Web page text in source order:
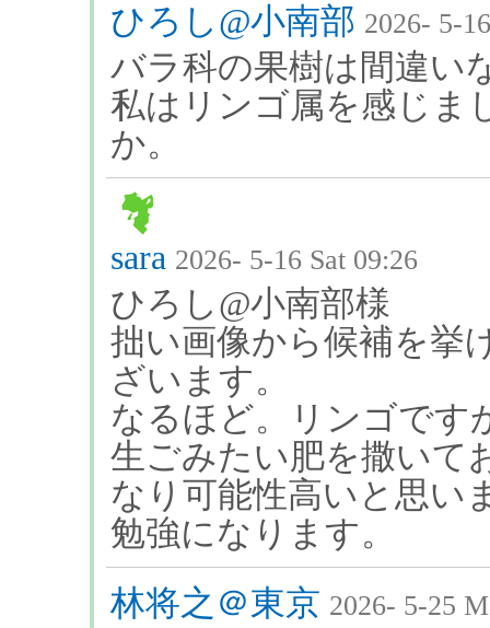
ひろし@小南部 2026- 5-
バラ科の果樹は間違い
私はリンゴ属を感じま
か。
sara 2026- 5-16 Sat 09:26
ひろし@小南部様
拙い画像から候補を挙
ざいます。
なるほど。リンゴです
生ごみたい肥を撒いて
なり可能性高いと思い
勉強になります。
林将之＠東京 2026- 5-25